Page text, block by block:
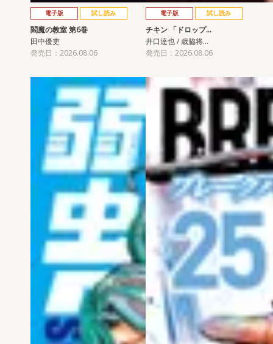
電子版 試し読み
閻魔の教室 第6巻
田中優吏
発売日：2026.08.06
電子版 試し読み
チキン 「ドロップ…
井口達也 / 歳脇将…
発売日：2026.08.06